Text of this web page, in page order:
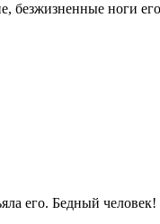
безжизненные ноги
его. Бедный